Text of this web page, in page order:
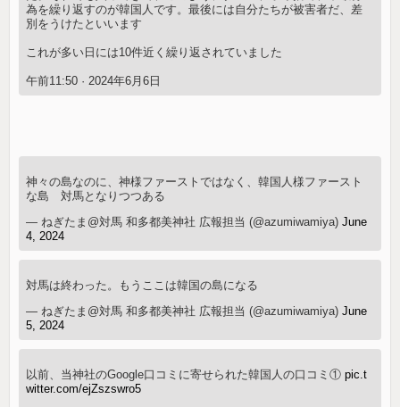
為を繰り返すのが韓国人です。最後には自分たちが被害者だ、差
別をうけたといいます
これが多い日には10件近く繰り返されていました
午前11:50 · 2024年6月6日
神々の島なのに、神様ファーストではなく、韓国人様ファースト
な島 対馬となりつつある
— ねぎたま@対馬 和多都美神社 広報担当 (@azumiwamiya)June
4, 2024
対馬は終わった。もうここは韓国の島になる
— ねぎたま@対馬 和多都美神社 広報担当 (@azumiwamiya)June
5, 2024
以前、当神社のGoogle口コミに寄せられた韓国人の口コミ①pic.t
witter.com/ejZszswro5